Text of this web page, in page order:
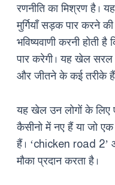
रणनीति का मिश्रण है।
मुर्गियाँ सड़क पार करने
भविष्यवाणी करनी होती
पार करेगी। यह खेल सरल
और जीतने के कई तरीके
यह खेल उन लोगों के लिए
कैसीनो में नए हैं या जो
हैं। ‘chicken road 2’
मौका प्रदान करता है।